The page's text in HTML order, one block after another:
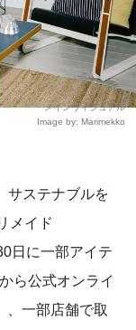
メインヴィジュアル
Image by: Marimekko
サステナブルを
メイド
日に一部アイテ
ら公式オンライ
、一部店舗で取